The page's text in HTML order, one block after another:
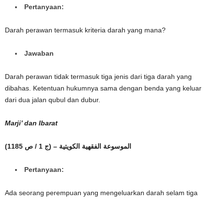
Pertanyaan:
Darah perawan termasuk kriteria darah yang mana?
Jawaban
Darah perawan tidak termasuk tiga jenis dari tiga darah yang
dibahas. Ketentuan hukumnya sama dengan benda yang keluar
dari dua jalan qubul dan dubur.
Marji’ dan Ibarat
(الموسوعة الفقهية الكويتية – (ج 1 / ص 1185
Pertanyaan:
Ada seorang perempuan yang mengeluarkan darah selam tiga